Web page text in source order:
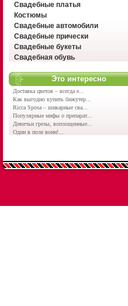
Свадебные платья
Костюмы
Свадебные автомобили
Свадебные прически
Свадебные букеты
Свадебная обувь
Это интересно
Доставка цветов – всегда е...
Как выгодно купить бижутер...
Ricca Sposa – шикарные сва...
Популярные мифы о препарат...
Девичьи грезы, воплощенные...
Один в поле воин!...